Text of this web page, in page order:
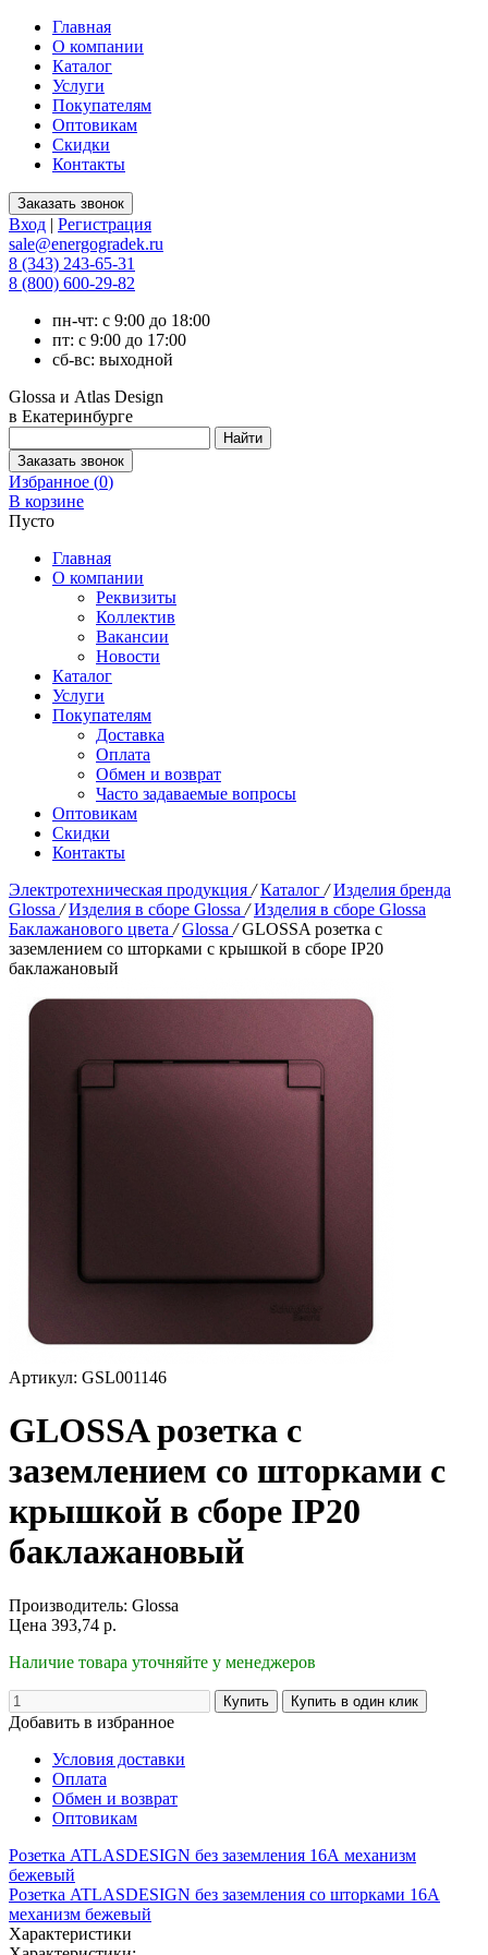
Главная
О компании
Каталог
Услуги
Покупателям
Оптовикам
Скидки
Контакты
Вход | Регистрация
sale@energogradek.ru
8 (343) 243-65-31
8 (800) 600-29-82
пн-чт: с 9:00 до 18:00
пт: с 9:00 до 17:00
сб-вс: выходной
Glossa и Atlas Design
в Екатеринбурге
Избранное (0)
В корзине
Пусто
Главная
О компании
Реквизиты
Коллектив
Вакансии
Новости
Каталог
Услуги
Покупателям
Доставка
Оплата
Обмен и возврат
Часто задаваемые вопросы
Оптовикам
Скидки
Контакты
Электротехническая продукция / Каталог / Изделия бренда
Glossa / Изделия в сборе Glossa / Изделия в сборе Glossa
Баклажанового цвета / Glossa / GLOSSA розетка с
заземлением со шторками с крышкой в сборе IP20
баклажановый
Артикул: GSL001146
GLOSSA розетка с
заземлением со шторками с
крышкой в сборе IP20
баклажановый
Производитель: Glossa
Цена 393,74 р.
Наличие товара уточняйте у менеджеров
Добавить в избранное
Условия доставки
Оплата
Обмен и возврат
Оптовикам
Розетка ATLASDESIGN без заземления 16А механизм
бежевый
Розетка ATLASDESIGN без заземления со шторками 16А
механизм бежевый
Характеристики